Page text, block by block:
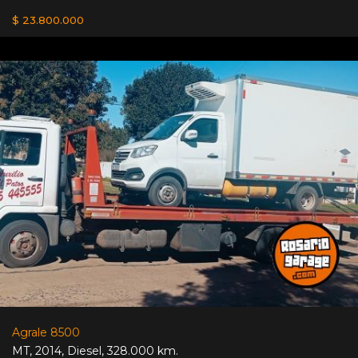
$ 23.800.000
Agrale 8500
MT, 2014, Diesel,328.000 km.